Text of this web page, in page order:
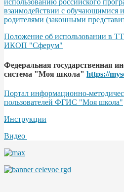
использованию российского
взаимодействии с обучающимися
родителями (законными
Положение об использовании в
ИКОП "Сферум"
Федеральная государственная
система "Моя школа" https://
Портал информационно-
пользователей ФГИС "Моя школа"
Инструкции
Видео